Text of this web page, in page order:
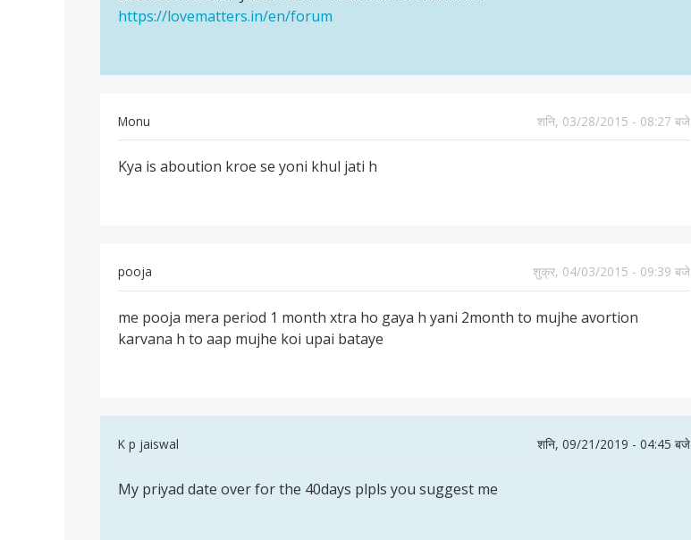
to…
Chaurasia
https://lovematters.in/en/forum
Monu
शनि, 03/28/2015 - 08:27 बजे
Kya
yoni
Kya is aboution kroe se yoni khul jati h
pooja
शुक्र, 04/03/2015 - 09:39 बजे
me
pooja
me pooja mera period 1 month xtra ho gaya h yani 2month to mujhe avortion
karvana h to aap mujhe koi upai bataye
K p jaiswal
शनि, 09/21/2019 - 04:45 बजे
to
My
My priyad date over for the 40days plpls you suggest me